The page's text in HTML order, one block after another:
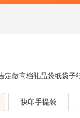
定做高档礼品袋纸袋子
快印手提袋